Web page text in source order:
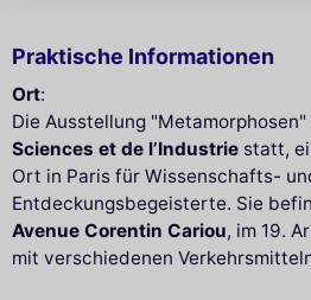
Praktische Informationen
Ort:
Die Ausstellung
Sciences et de l’Industrie statt,
Ort in Paris für Wissenschafts-
Entdeckungsbegeisterte. Sie
Avenue Corentin Cariou, im 19.
mit verschiedenen